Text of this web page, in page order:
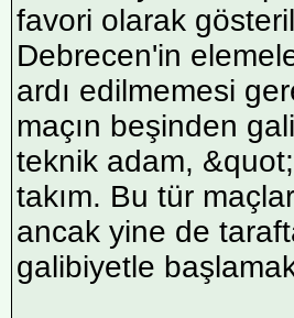
favori olarak
Debrecen'in
ardı edilmemesi
maçın beşinden
teknik adam,
takım. Bu tür
ancak yine de
galibiyetle